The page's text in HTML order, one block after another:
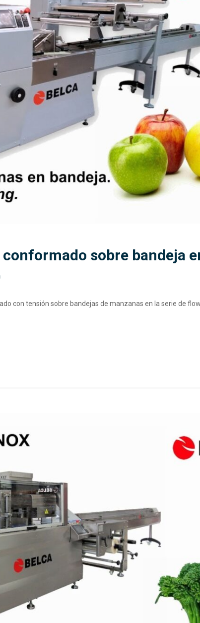
sobre bandeja
con tensión sobre bandejas de manzanas en la serie de